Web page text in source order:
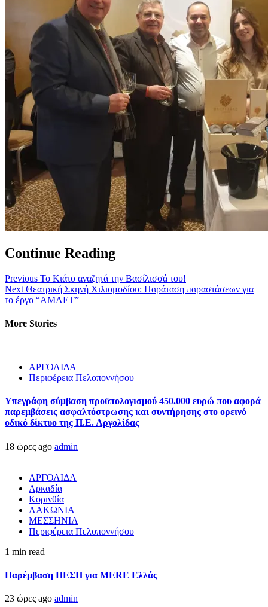
Continue Reading
Previous Το Κιάτο αναζητά την Βασίλισσά του!
Next Θεατρική Σκηνή Χιλιομοδίου: Παράταση παραστάσεων για
το έργο “ΑΜΛΕΤ”
More Stories
ΑΡΓΟΛΙΔΑ
Περιφέρεια Πελοποννήσου
Υπεγράφη σύμβαση προϋπολογισμού 450.000 ευρώ που αφορά
παρεμβάσεις ασφαλτόστρωσης και συντήρησης στο ορεινό
οδικό δίκτυο της Π.Ε. Αργολίδας
18 ώρες ago admin
ΑΡΓΟΛΙΔΑ
Αρκαδία
Κορινθία
ΛΑΚΩΝΙΑ
ΜΕΣΣΗΝΙΑ
Περιφέρεια Πελοποννήσου
1 min read
Παρέμβαση ΠΕΣΠ για MERE Ελλάς
23 ώρες ago admin